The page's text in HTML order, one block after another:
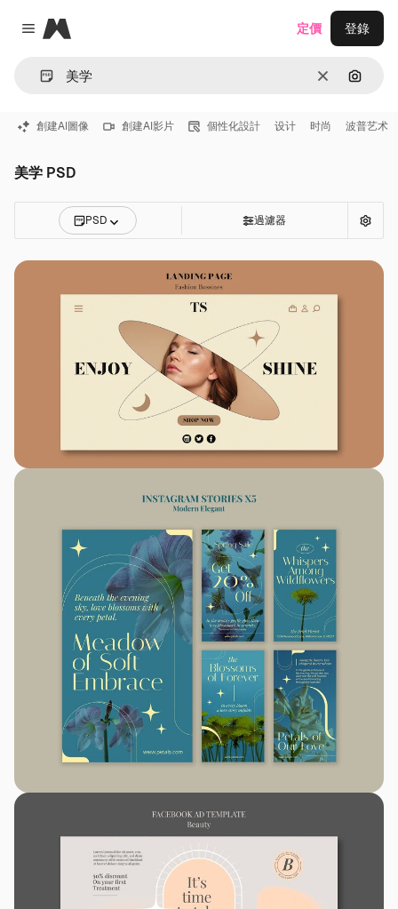
Close menu
Magnific
清除 通過圖
定價 登錄
創建AI圖像 創建AI影片 個性化設計 设计 时尚 波普艺术
美学 PSD
PSD 過濾器